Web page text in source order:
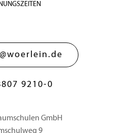
9210-0
GmbH
9